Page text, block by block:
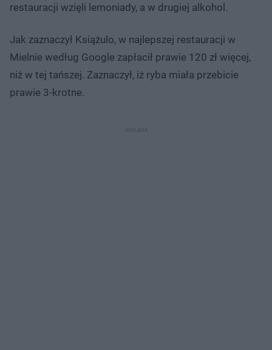
restauracji wzięli lemoniady, a w drugiej alkohol.
Jak zaznaczył Książulo, w najlepszej restauracji w
Mielnie według Google zapłacił prawie 120 zł więcej,
niż w tej tańszej. Zaznaczył, iż ryba miała przebicie
prawie 3-krotne.